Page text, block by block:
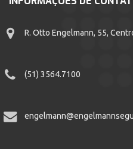
R. Otto Engelmann, 55,
(51) 3564.7100